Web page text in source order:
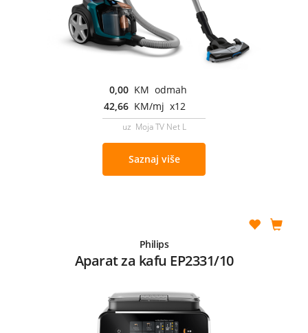
0,00 KM odmah
42,66 KM/mj x12
uz Moja TV Net L
Saznaj više
Philips
Aparat za kafu EP2331/10